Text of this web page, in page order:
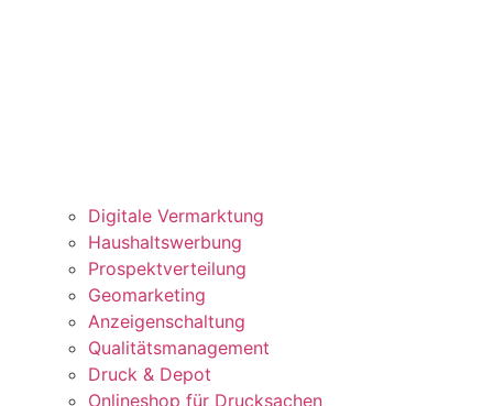
Digitale Vermarktung
Haushaltswerbung
Prospektverteilung
Geomarketing
Anzeigenschaltung
Qualitätsmanagement
Druck & Depot
Onlineshop für Drucksachen